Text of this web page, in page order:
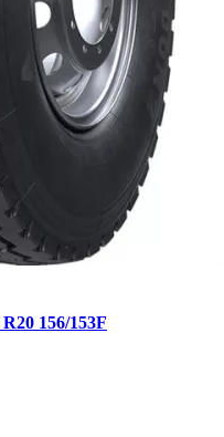
156/153F